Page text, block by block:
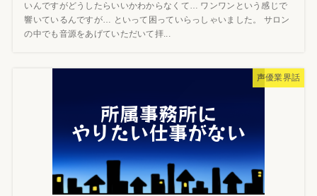
いんですがどうしたらいいかわからなくて… ワンワンという感じで
響いているんですが… といって困っていらっしゃいました。 サロン
の中でも音源をあげていただいて拝...
声優業界話